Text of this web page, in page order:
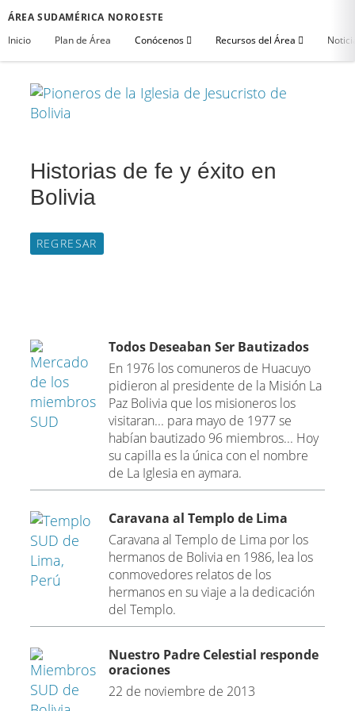
ÁREA SUDAMÉRICA NOROESTE
Inicio
Plan de Área Conócenos Recursos del Área
Historias de fe y éxito en
Bolivia
REGRESAR
Todos Deseaban Ser Bautizados
En 1976 los comuneros de Huacuyo
pidieron al presidente de la Misión La
Paz Bolivia que los misioneros los
visitaran... para mayo de 1977 se
habían bautizado 96 miembros... Hoy
su capilla es la única con el nombre
de La Iglesia en aymara.
Caravana al Templo de Lima
Caravana al Templo de Lima por los
hermanos de Bolivia en 1986, lea los
conmovedores relatos de los
hermanos en su viaje a la dedicación
del Templo.
Nuestro Padre Celestial responde
oraciones
22 de noviembre de 2013